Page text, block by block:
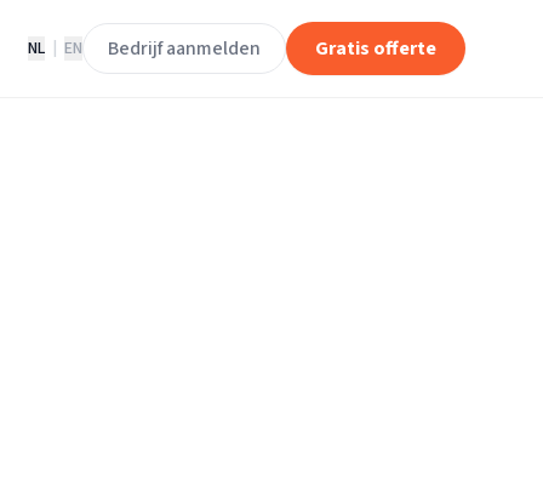
NL EN Bedrijf aanmelden Gratis offerte